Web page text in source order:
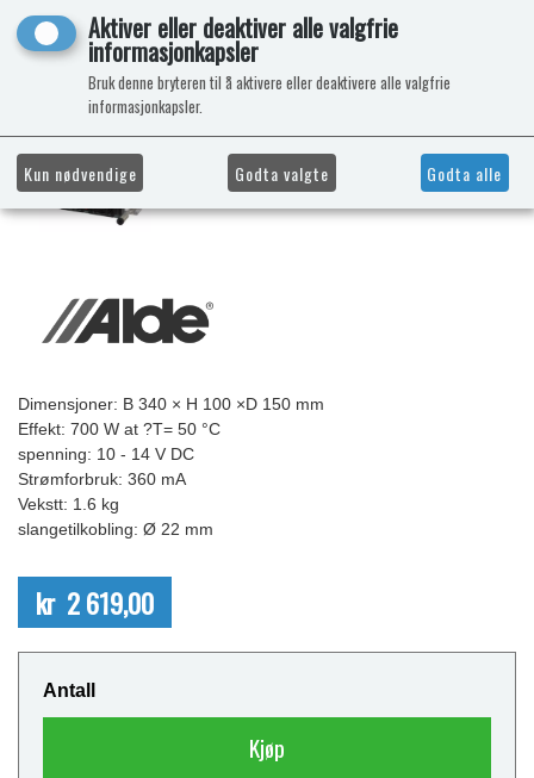
Dimensjoner: B 340 × H 100 ×D 150 mm
Effekt: 700 W at ?T= 50 °C
spenning: 10 - 14 V DC
Strømforbruk: 360 mA
Vekstt: 1.6 kg
slangetilkobling: Ø 22 mm
kr 2 619,00
Antall
Kjøp
Aktiver eller deaktiver alle valgfrie
informasjonkapsler
Bruk denne bryteren til å aktivere eller deaktivere alle valgfrie
informasjonkapsler.
Kun nødvendige Godta valgte Godta alle